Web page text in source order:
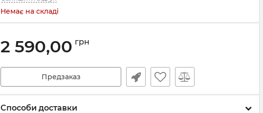
Немає на складі
2 590,00 грн
Предзаказ
Способи доставки